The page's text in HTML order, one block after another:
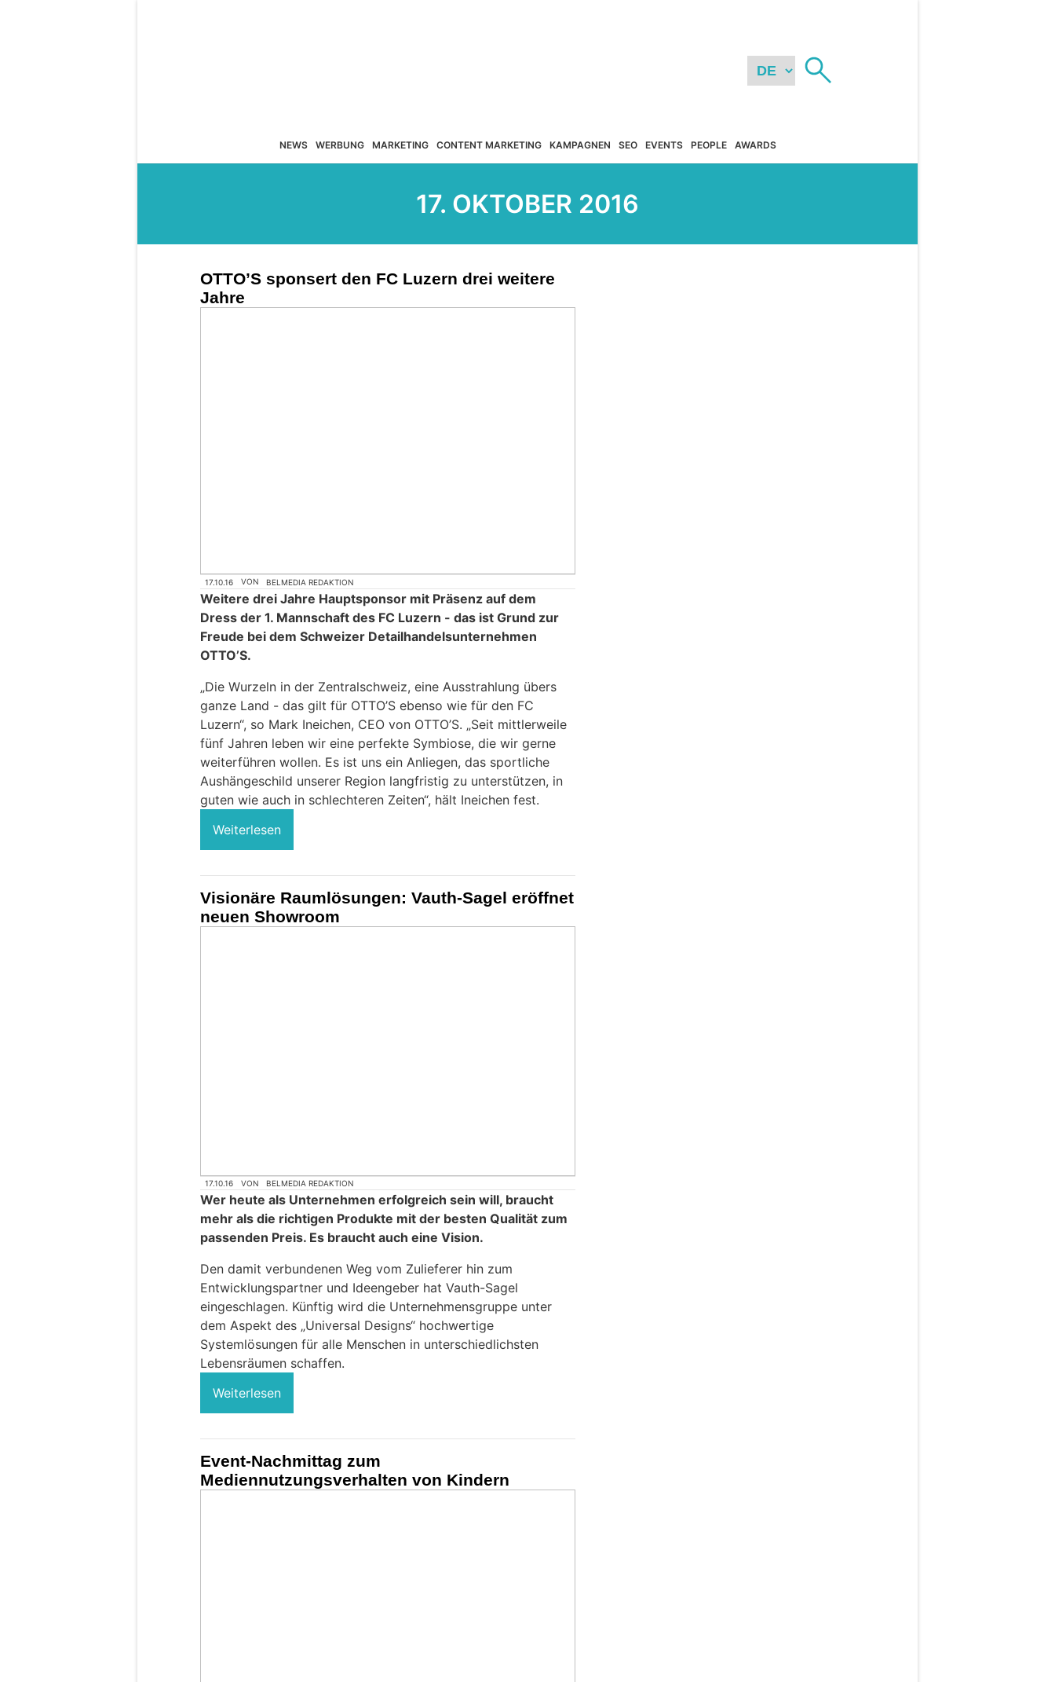
NEWS WERBUNG MARKETING CONTENT MARKETING KAMPAGNEN SEO EVENTS PEOPLE AWARDS
17. OKTOBER 2016
OTTO’S sponsert den FC Luzern drei weitere
Jahre
17.10.16 VON BELMEDIA REDAKTION
Weitere drei Jahre Hauptsponsor mit Präsenz auf dem
Dress der 1. Mannschaft des FC Luzern - das ist Grund zur
Freude bei dem Schweizer Detailhandelsunternehmen
OTTO’S.
„Die Wurzeln in der Zentralschweiz, eine Ausstrahlung übers
ganze Land - das gilt für OTTO’S ebenso wie für den FC
Luzern“, so Mark Ineichen, CEO von OTTO’S. „Seit mittlerweile
fünf Jahren leben wir eine perfekte Symbiose, die wir gerne
weiterführen wollen. Es ist uns ein Anliegen, das sportliche
Aushängeschild unserer Region langfristig zu unterstützen, in
guten wie auch in schlechteren Zeiten“, hält Ineichen fest.
Weiterlesen
Visionäre Raumlösungen: Vauth-Sagel eröffnet
neuen Showroom
17.10.16 VON BELMEDIA REDAKTION
Wer heute als Unternehmen erfolgreich sein will, braucht
mehr als die richtigen Produkte mit der besten Qualität zum
passenden Preis. Es braucht auch eine Vision.
Den damit verbundenen Weg vom Zulieferer hin zum
Entwicklungspartner und Ideengeber hat Vauth-Sagel
eingeschlagen. Künftig wird die Unternehmensgruppe unter
dem Aspekt des „Universal Designs“ hochwertige
Systemlösungen für alle Menschen in unterschiedlichsten
Lebensräumen schaffen.
Weiterlesen
Event-Nachmittag zum
Mediennutzungsverhalten von Kindern